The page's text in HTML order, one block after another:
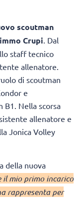
scoutman
Crupi. Dal
staff tecnico
allenatore.
di scoutman
e
B1. Nella scorsa
allenatore e
Jonica Volley
della nuova
il mio primo incarico
rappresenta per